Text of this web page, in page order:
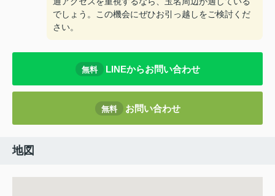
でしょう。この機会にぜひお引っ越しをご検討くだ
さい。
無料 LINEからお問い合わせ
無料 お問い合わせ
地図